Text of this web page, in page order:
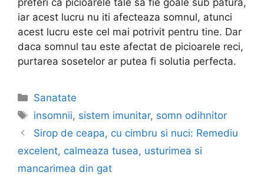
preferi ca picioarele tale sa fie goale sub patura,
iar acest lucru nu iti afecteaza somnul, atunci
acest lucru este cel mai potrivit pentru tine. Dar
daca somnul tau este afectat de picioarele reci,
purtarea sosetelor ar putea fi solutia perfecta.
Categories
Sanatate
Tags
insomnii, sistem imunitar, somn odihnitor
Post
navigation
Sirop de ceapa, cu cimbru si nuci: Remediu
excelent, calmeaza tusea, usturimea si
mancarimea din gat